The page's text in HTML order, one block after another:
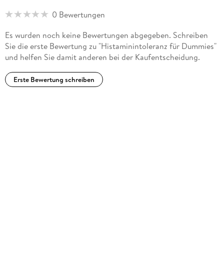
0 Bewertungen
Es wurden noch keine Bewertungen abgegeben. Schreiben
Sie die erste Bewertung zu "Histaminintoleranz für Dummies"
und helfen Sie damit anderen bei der Kaufentscheidung.
Erste Bewertung schreiben